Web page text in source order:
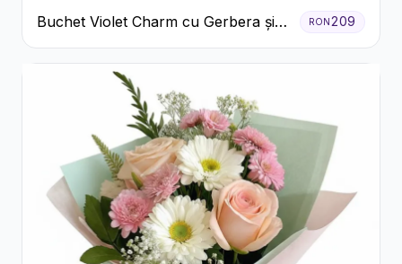
Buchet Violet Charm cu Gerbera și
Lisianthus Alb
RON209